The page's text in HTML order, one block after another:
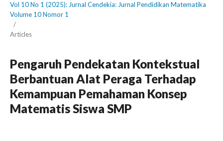
Vol 10 No 1 (2025): Jurnal Cendekia: Jurnal Pendidikan Matematika
Volume 10 Nomor 1
/
Articles
Pengaruh Pendekatan Kontekstual
Berbantuan Alat Peraga Terhadap
Kemampuan Pemahaman Konsep
Matematis Siswa SMP